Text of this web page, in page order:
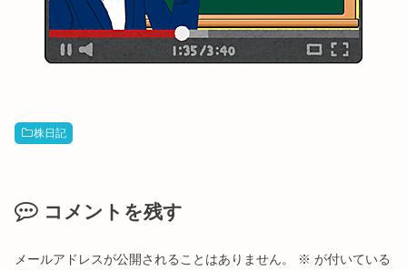
株日記
コメントを残す
メールアドレスが公開されることはありません。 ※ が付いている